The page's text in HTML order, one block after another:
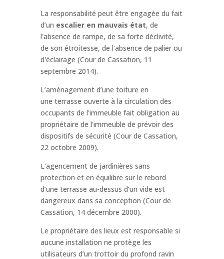
La responsabilité peut être engagée du fait
d’un escalier en mauvais état, de
l'absence de rampe, de sa forte déclivité,
de son étroitesse, de l'absence de palier ou
d'éclairage (Cour de Cassation, 11
septembre 2014).
L’aménagement d’une toiture en
une terrasse ouverte à la circulation des
occupants de l'immeuble fait obligation au
propriétaire de l'immeuble de prévoir des
dispositifs de sécurité (Cour de Cassation,
22 octobre 2009).
L'agencement de jardinières sans
protection et en équilibre sur le rebord
d’une terrasse au-dessus d’un vide est
dangereux dans sa conception (Cour de
Cassation, 14 décembre 2000).
Le propriétaire des lieux est responsable si
aucune installation ne protège les
utilisateurs d’un trottoir du profond ravin